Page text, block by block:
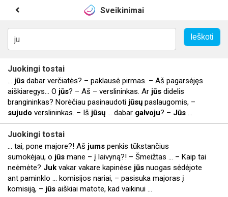
Sveikinimai
Juokingi tostai
... jūs dabar verčiatės? – paklausė pirmas. – Aš pagarsėjęs
aiškiaregys… O jūs? – Aš – verslininkas. Ar jūs didelis
brangininkas? Norėčiau pasinaudoti jūsų paslaugomis, –
sujudo verslininkas. – Iš jūsų ... dabar galvoju? – Jūs ...
Juokingi tostai
... tai, pone majore?! Aš jums penkis tūkstančius
sumokėjau, o jūs mane – į laivyną?! – Šmeižtas ... – Kaip tai
neėmėte? Juk vakar vakare kapinėse jūs nuogas sėdėjote
ant paminklo ... komisijos nariai, – pasisuka majoras į
komisiją, – jūs aiškiai matote, kad vaikinui ...